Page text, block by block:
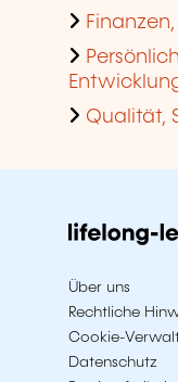
Qualität,
Über uns
Rechtliche
Cookie-
Datenschutz